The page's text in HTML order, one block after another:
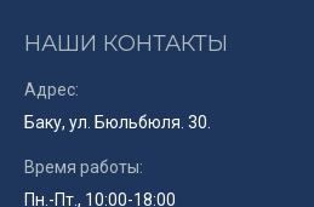
НАШИ КОНТАКТЫ
Адрес:
Баку, ул. Бюльбюля. 30.
Время работы:
Пн.-Пт., 10:00-18:00